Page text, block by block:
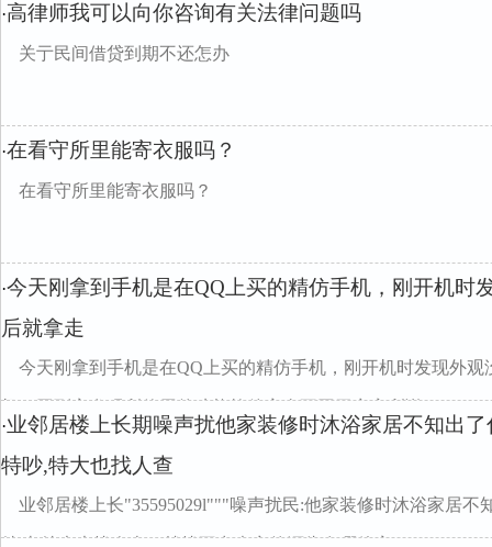
·高律师我可以向你咨询有关法律问题吗
关亍民间借贷到期不还怎办
·在看守所里能寄衣服吗？
在看守所里能寄衣服吗？
·今天刚拿到手机是在QQ上买的精仿手机，刚开机时
后就拿走
今天刚拿到手机是在QQ上买的精仿手机，刚开机时发现外
机，回到家发现所使用的功能软件完全不同于商家所说...
·业邻居楼上长期噪声扰他家装修时沐浴家居不知出
特吵,特大也找人查
业邻居楼上长"35595029l"""噪声扰民:他家装修时沐浴家居不